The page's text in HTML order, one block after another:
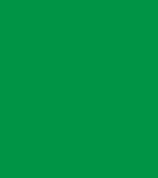
प्रकरणमा फसे
पंकजको
खातामा
कर्मचारी
न्यौपानेलाई